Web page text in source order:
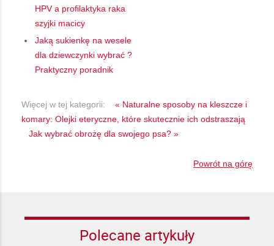
HPV a profilaktyka raka
szyjki macicy
Jaką sukienkę na wesele
dla dziewczynki wybrać ?
Praktyczny poradnik
Więcej w tej kategorii:
« Naturalne sposoby na kleszcze i
komary: Olejki eteryczne, które skutecznie ich odstraszają
Jak wybrać obrożę dla swojego psa? »
Powrót na górę
Polecane artykuły